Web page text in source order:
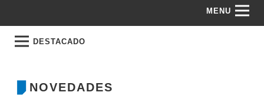
MENU
DESTACADO
NOVEDADES